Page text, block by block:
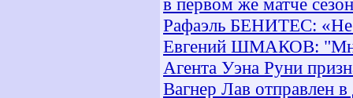
Рафаэль БЕНИТЕС: «Не
Евгений ШМАКОВ: "Мне
Агента Уэна Руни
Вагнер Лав отправлен в